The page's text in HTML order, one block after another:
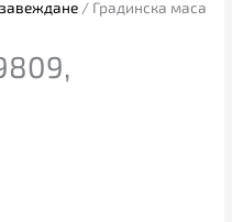
/ Градинска маса